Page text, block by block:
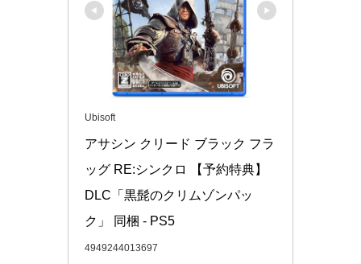
Ubisoft
アサシン クリード ブラック フラ
ッグ RE:シンクロ 【予約特典】
DLC「黒髭のクリムゾンパッ
ク」 同梱 - PS5
4949244013697